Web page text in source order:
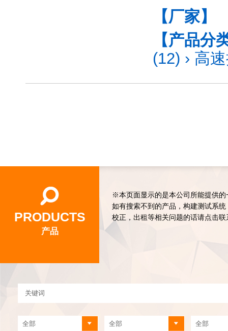
【厂家】
【产品分
(12) › 高
PRODUCTS
产品
※本页面显示的是本公司所能提供的
如有搜索不到的产品，构建测试系
校正，出租等相关问题的话请点击联